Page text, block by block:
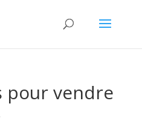
pour vendre